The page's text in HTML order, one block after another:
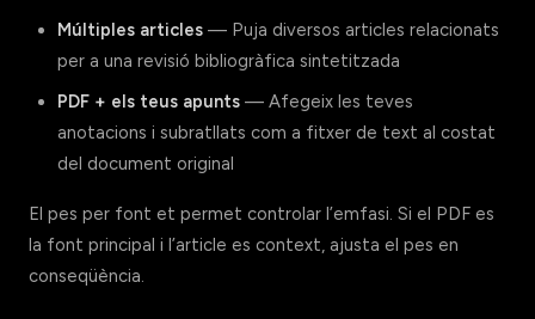
Múltiples articles — Puja diversos articles relacionats
per a una revisió bibliogràfica sintetitzada
PDF + els teus apunts — Afegeix les teves
anotacions i subratllats com a fitxer de text al costat
del document original
El pes per font et permet controlar l’emfasi. Si el PDF es
la font principal i l’article es context, ajusta el pes en
conseqüència.